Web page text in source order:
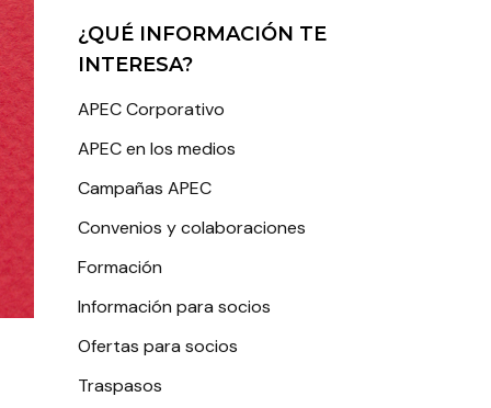
¿QUÉ INFORMACIÓN TE
INTERESA?
APEC Corporativo
APEC en los medios
Campañas APEC
Convenios y colaboraciones
Formación
Información para socios
Ofertas para socios
Traspasos